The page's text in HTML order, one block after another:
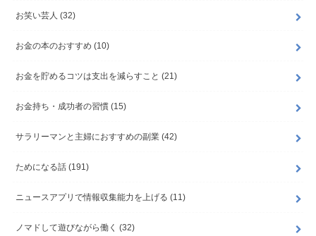
お笑い芸人 (32)
お金の本のおすすめ (10)
お金を貯めるコツは支出を減らすこと (21)
お金持ち・成功者の習慣 (15)
サラリーマンと主婦におすすめの副業 (42)
ためになる話 (191)
ニュースアプリで情報収集能力を上げる (11)
ノマドして遊びながら働く (32)